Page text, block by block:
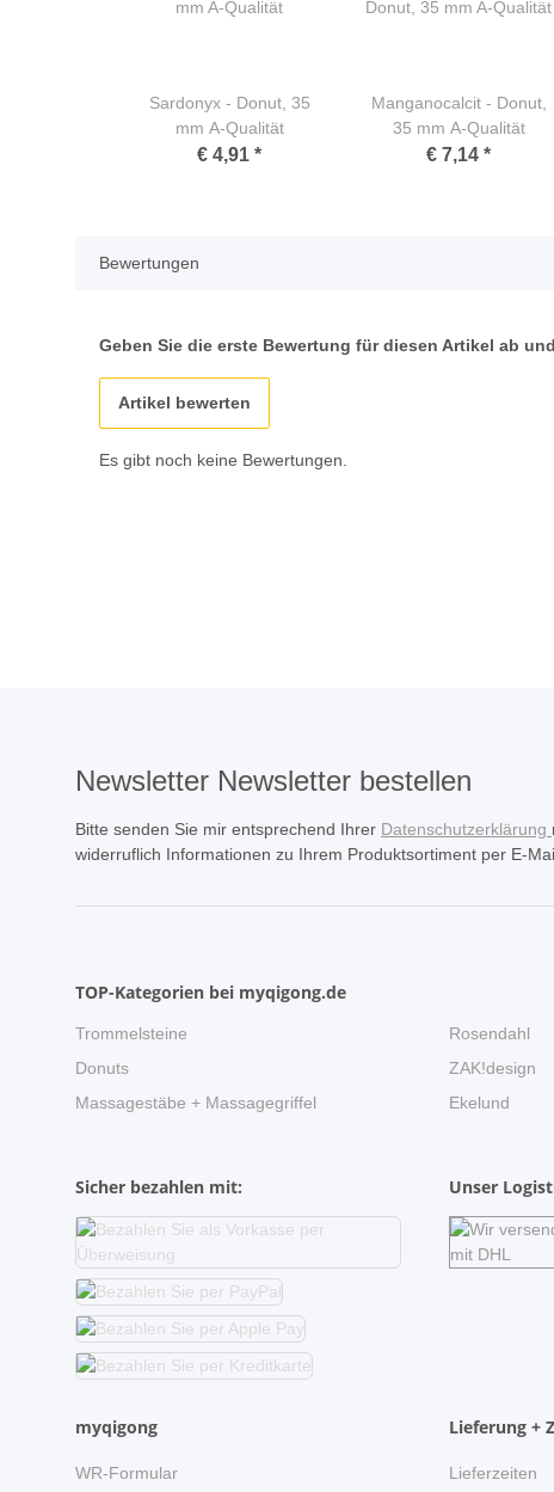
Bewertungen
Geben Sie die erste Bewertung für diesen Artikel ab
Artikel bewerten
Es gibt noch keine Bewertungen.
Sardonyx - Donut, 35
mm A-Qualität
€ 4,91 *
Manganocalcit - Donut,
35 mm A-Qualität
€ 7,14 *
Newsletter Newsletter bestellen
Bitte senden Sie mir entsprechend Ihrer Datenschutzerklärung
widerruflich Informationen zu Ihrem Produktsortiment per E-
TOP-Kategorien bei myqigong.de
Trommelsteine
Donuts
Massagestäbe + Massagegriffel
Rosendahl
ZAK!design
Ekelund
Sicher bezahlen mit: Unser
myqigong
WR-Formular
Lieferung +
Lieferzeiten